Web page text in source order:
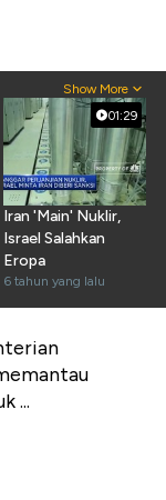
Show More
01:29
Iran 'Main' Nuklir,
Israel Salahkan
Eropa
6 tahun yang lalu
...